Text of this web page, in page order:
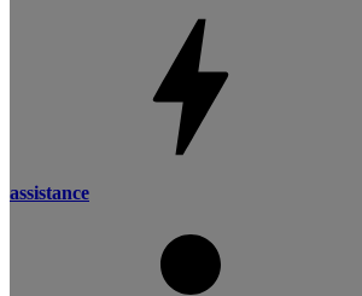
assistance